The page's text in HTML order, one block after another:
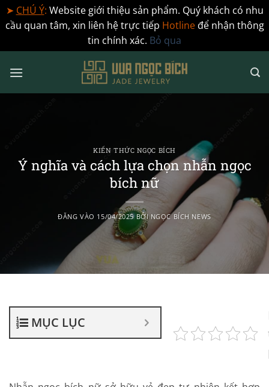
➤ CHÚ Ý: Website giới thiệu sản phẩm. Quý khách có nhu
cầu quan tâm, xin liên hệ trực tiếp Hotlineđể nhận thông
tin chính xác. Bỏ qua
qua
KIẾN THỨC NGỌC BÍCH
Ý nghĩa và cách lựa chọn nhẫn ngọc
bích nữ
ĐĂNG VÀO 15/04/2025 BỞI NGỌC BÍCH NEWS
MỤC LỤC